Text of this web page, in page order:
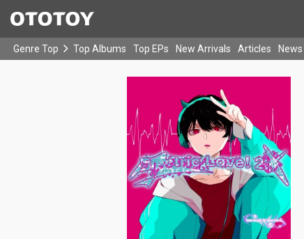
Genre Top Top Albums Top EPs New Arrivals Articles News